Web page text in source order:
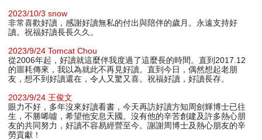
2023/10/3 snow
非常喜歡好讀，感謝好讀無私的付出與陪伴的歲月。永遠支持好
讀。祝福好讀長長久久。
2023/9/24 Tomcat Chou
從2006年起，好讀就這麼伴我度過了這麼長的時間。直到2017.12
的噩耗傳來，我以為就此不再見好讀。直到今日，偶然想起老朋
友，想不到好讀還在，令人又驚又喜。祝福好讀，好讀長存。
2023/9/24 王俊文
眼力不好，多年沒來好讀看書，今天再訪好讀方知周劍輝博士已往
生，不勝唏噓，希望他安息天國。沒有他的辛苦創建及許多熱心朋
友的共同努力，好讀不容易經營至今。謝謝周博士及熱心朋友的辛
勞貢獻！